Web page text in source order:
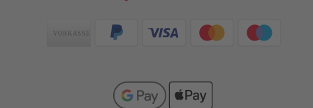
Zahlungsarten